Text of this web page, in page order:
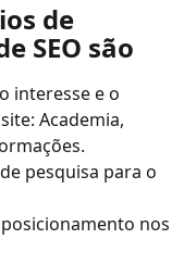
de
SEO são
interesse e o
Academia,
pesquisa para o
nos